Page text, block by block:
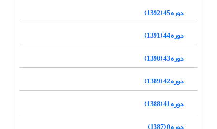
دوره 45 (1392)
دوره 44 (1391)
دوره 43 (1390)
دوره 42 (1389)
دوره 41 (1388)